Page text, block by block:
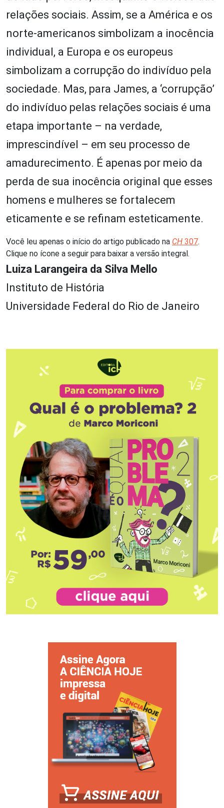
relações sociais. Assim, se a América e os
norte-americanos simbolizam a inocência
individual, a Europa e os europeus
simbolizam a corrupção do indivíduo pela
sociedade. Mas, para James, a ‘corrupção’
do indivíduo pelas relações sociais é uma
etapa importante – na verdade,
imprescindível – em seu processo de
amadurecimento. É apenas por meio da
perda de sua inocência original que esses
homens e mulheres se fortalecem
eticamente e se refinam esteticamente.
Você leu apenas o início do artigo publicado na CH 307.
Clique no ícone a seguir para baixar a versão integral.
Luiza Larangeira da Silva Mello
Instituto de História
Universidade Federal do Rio de Janeiro